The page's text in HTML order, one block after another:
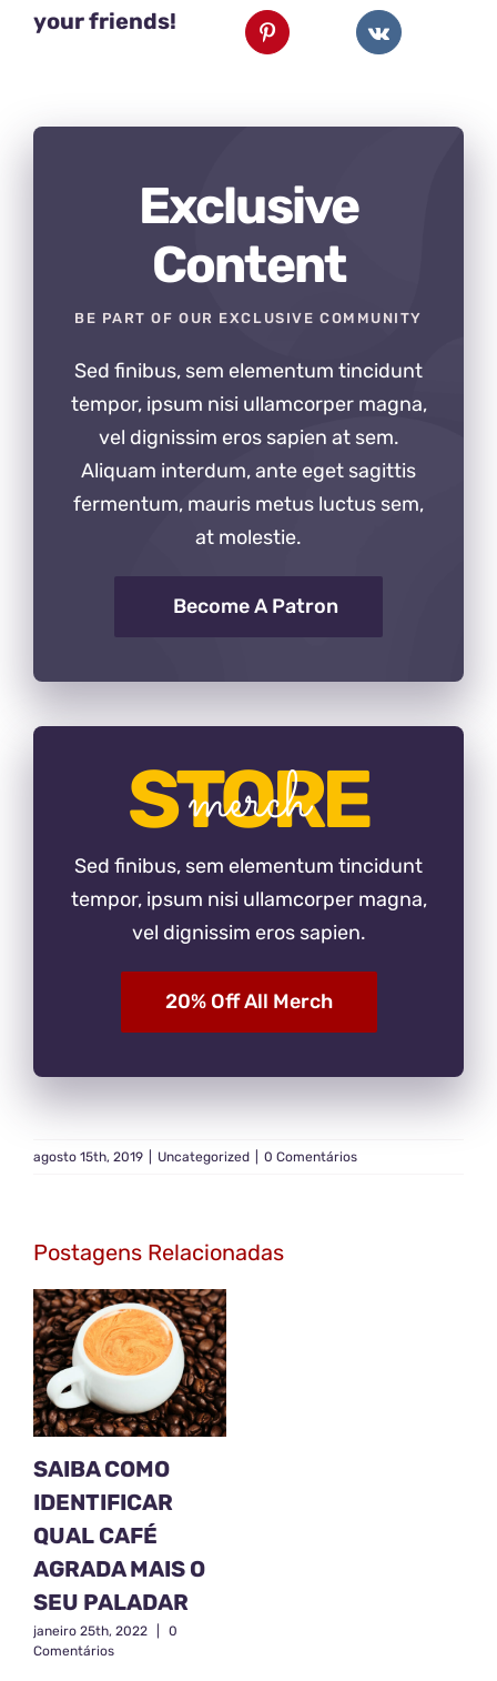
your friends!
Exclusive
Content
BE PART OF OUR EXCLUSIVE COMMUNITY
Sed finibus, sem elementum tincidunt
tempor, ipsum nisi ullamcorper magna,
vel dignissim eros sapien at sem.
Aliquam interdum, ante eget sagittis
fermentum, mauris metus luctus sem,
at molestie.
Become A Patron
STORE
merch
Sed finibus, sem elementum tincidunt
tempor, ipsum nisi ullamcorper magna,
vel dignissim eros sapien.
20% Off All Merch
agosto 15th, 2019 Uncategorized 0 Comentários
Postagens Relacionadas
SAIBA COMO
IDENTIFICAR
QUAL CAFÉ
AGRADA MAIS O
SEU PALADAR
janeiro 25th, 2022
0
Comentários